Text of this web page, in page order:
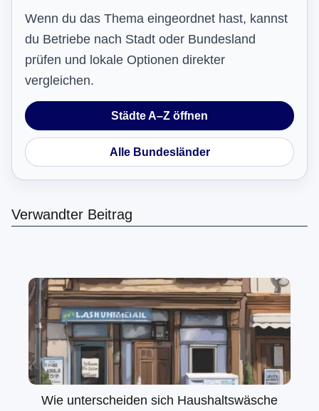
Wenn du das Thema eingeordnet hast, kannst
du Betriebe nach Stadt oder Bundesland
prüfen und lokale Optionen direkter
vergleichen.
Städte A–Z öffnen
Alle Bundesländer
Verwandter Beitrag
Wie unterscheiden sich Haushaltswäsche